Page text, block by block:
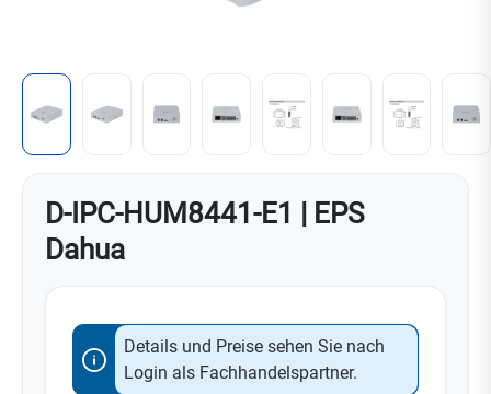
D-IPC-HUM8441-E1 | EPS
Dahua
Details und Preise sehen Sie nach
Login als Fachhandelspartner.